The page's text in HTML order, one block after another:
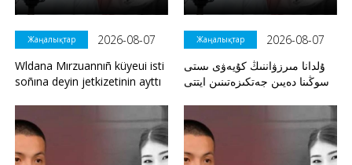
Жаңалықтар
2026-08-07
Wldana Mırzuannıñ küyeui isti
soñına deyin jetkizetinin ayttı
Жаңалықтар
2026-08-07
ۇلدانا مىرزۋاننىڭ كۇيەۋى ىستى
سوڭىنا دەيىن جەتكىزەتىنىن ايتتى